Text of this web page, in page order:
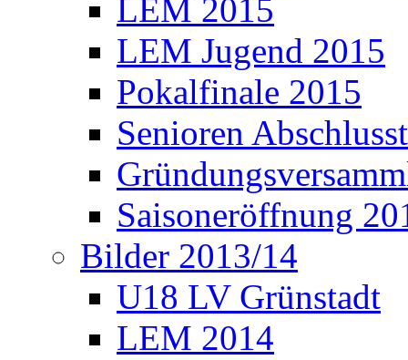
LEM 2015
LEM Jugend 2015
Pokalfinale 2015
Senioren
Saisoneröffnung
Bilder 2013/14
U18 LV Grünstadt
LEM 2014